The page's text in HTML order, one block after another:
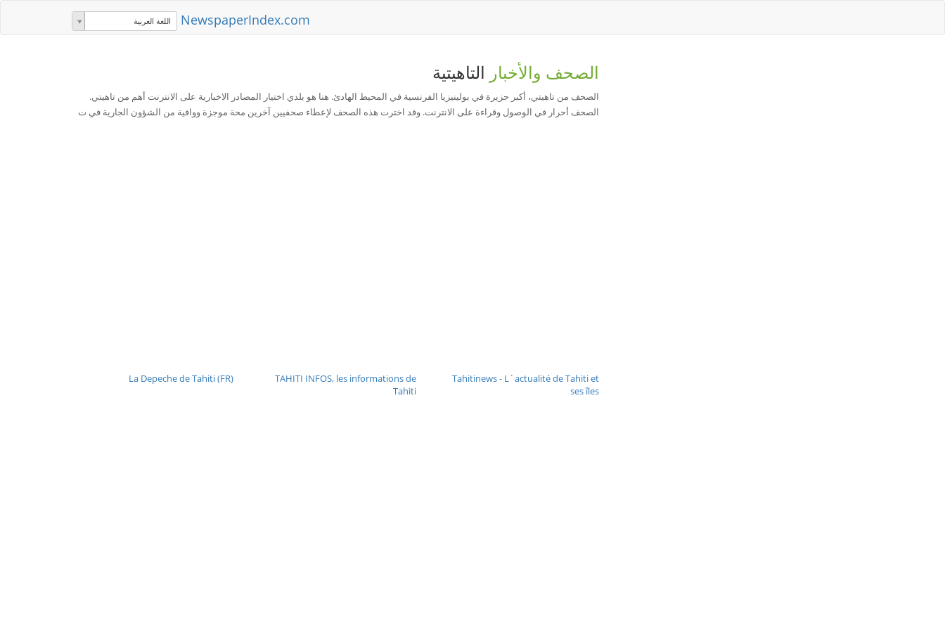
NewspaperIndex.com اللغة العربية
الصحف والأخبار التاهيتية
الصحف من تاهيتي، أكبر جزيرة في بولينيزيا الفرنسية في المحيط الهادئ. هنا هو بلدي اختيار المصادر الاخبارية على الانترنت أهم من تاهيتي.
الصحف أحرار في الوصول وقراءة على الانترنت. وقد اخترت هذه الصحف لإعطاء صحفيين آخرين محة موجزة ووافية من الشؤون الجارية في ت
La Depeche de Tahiti (FR)
TAHITI INFOS, les informations de
Tahiti
Tahitinews - L´actualité de Tahiti et
ses îles